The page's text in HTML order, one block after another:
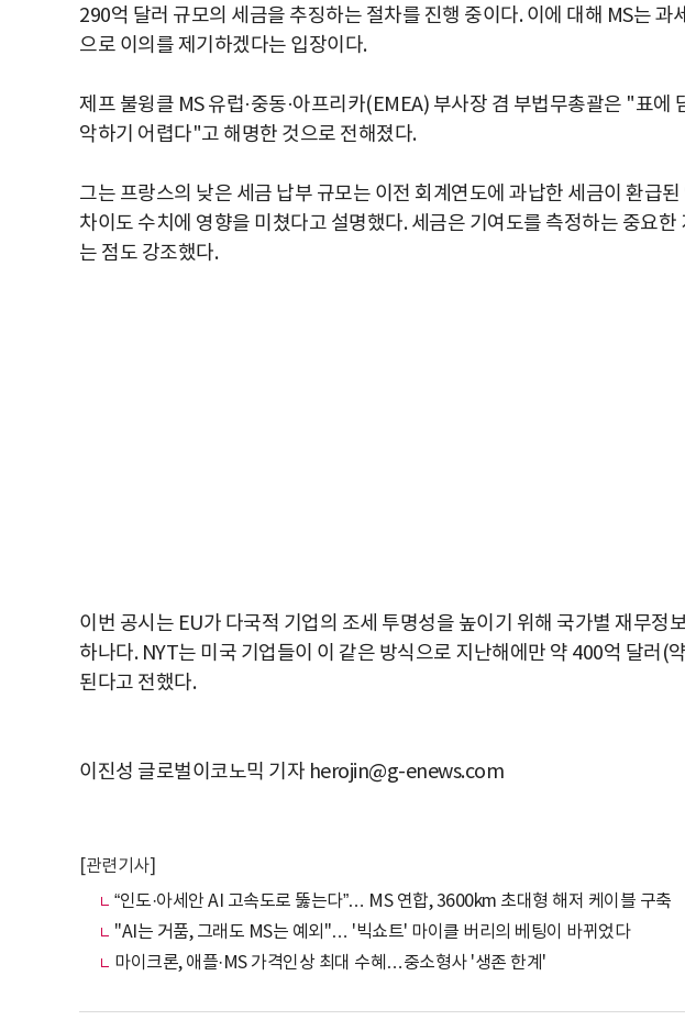
290억 달러 규모의 세금을 추징하는 절차를 진행 중이다. 이에 대해 MS는
으로 이의를 제기하겠다는 입장이다.
제프 불윙클 MS 유럽·중동·아프리카(EMEA) 부사장 겸 부법무총괄은 "표에
악하기 어렵다"고 해명한 것으로 전해졌다.
그는 프랑스의 낮은 세금 납부 규모는 이전 회계연도에 과납한 세금이 환급
차이도 수치에 영향을 미쳤다고 설명했다. 세금은 기여도를 측정하는 중요
는 점도 강조했다.
이번 공시는 EU가 다국적 기업의 조세 투명성을 높이기 위해 국가별 재무정
하나다. NYT는 미국 기업들이 이 같은 방식으로 지난해에만 약 400억 달러(
된다고 전했다.
이진성 글로벌이코노믹 기자 herojin@g-enews.com
[관련기사]
“인도·아세안 AI 고속도로 뚫는다”… MS 연합, 3600km 초대형 해저 케이블 구축
"AI는 거품, 그래도 MS는 예외"… '빅쇼트' 마이클 버리의 베팅이 바뀌었다
마이크론, 애플·MS 가격인상 최대 수혜…중소형사 '생존 한계'